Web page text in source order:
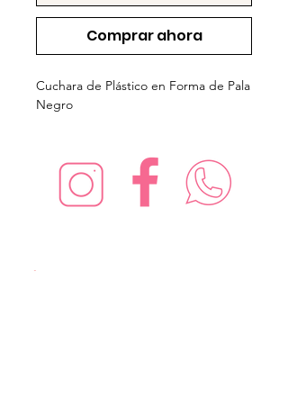
Comprar ahora
Cuchara de Plástico en Forma de Pala
Negro
¡Síguenos en redes sociales!